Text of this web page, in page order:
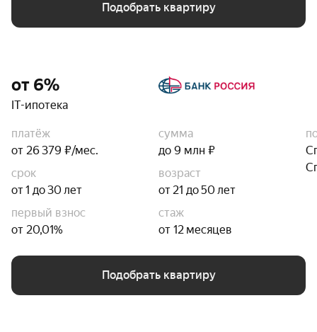
Подобрать квартиру
от 6%
IT-ипотека
платёж
от 26 379 ₽/мес.
сумма
до 9 млн ₽
срок
от 1 до 30 лет
возраст
от 21 до 50 лет
первый взнос
от 20,01%
стаж
от 12 месяцев
Подобрать квартиру